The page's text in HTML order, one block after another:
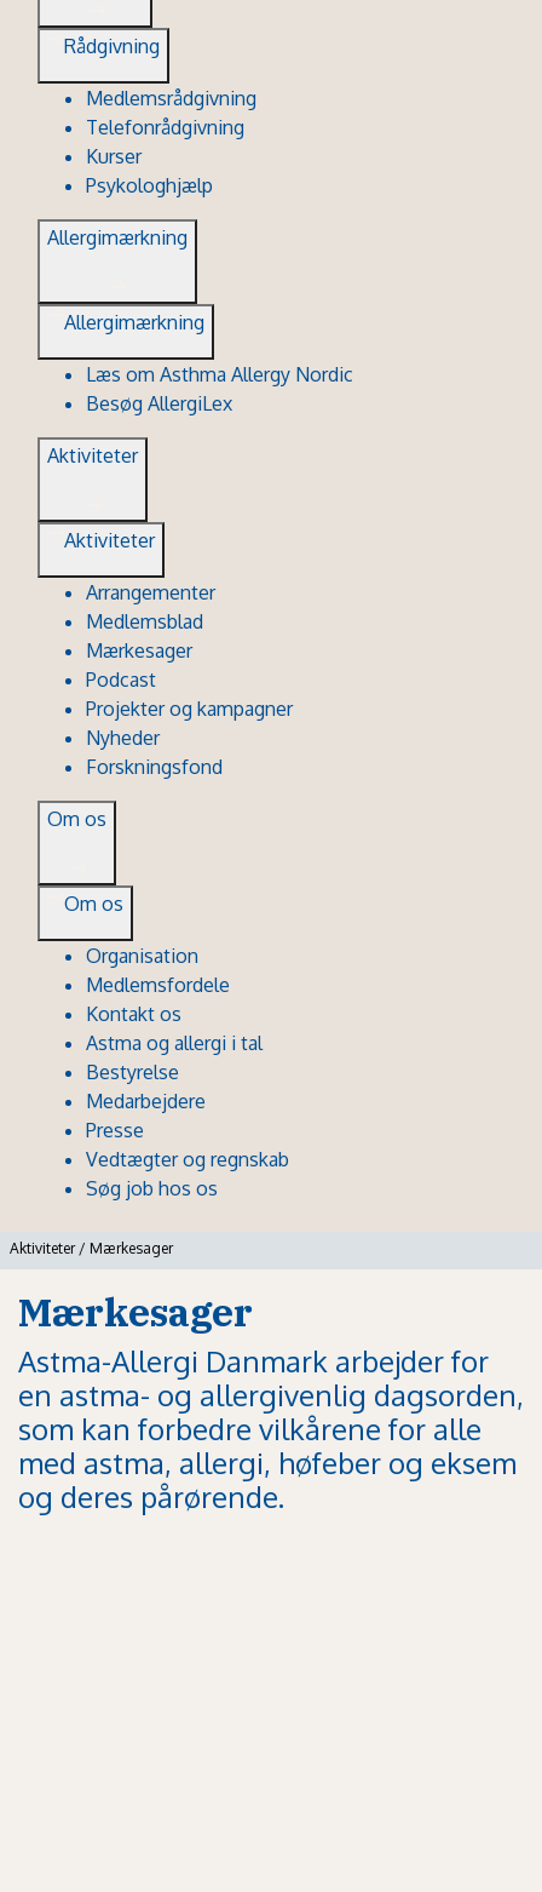
Rådgivning
Medlemsrådgivning
Telefonrådgivning
Kurser
Psykologhjælp
Allergimærkning
Allergimærkning
Læs om Asthma Allergy Nordic
Besøg AllergiLex
Aktiviteter
Aktiviteter
Arrangementer
Medlemsblad
Mærkesager
Podcast
Projekter og kampagner
Nyheder
Forskningsfond
Om os
Om os
Organisation
Medlemsfordele
Kontakt os
Astma og allergi i tal
Bestyrelse
Medarbejdere
Presse
Vedtægter og regnskab
Søg job hos os
Aktiviteter / Mærkesager
Mærkesager
Astma-Allergi Danmark arbejder for
en astma- og allergivenlig dagsorden,
som kan forbedre vilkårene for alle
med astma, allergi, høfeber og eksem
og deres pårørende.